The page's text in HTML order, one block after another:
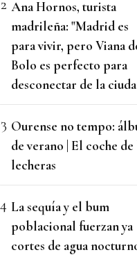
Ana Hornos, turista
madrileña: "Madrid es
para vivir, pero Viana
Bolo es perfecto para
desconectar de la
Ourense no tempo:
de verano | El coche de
lecheras
La sequía y el bum
poblacional fuerzan ya
cortes de agua